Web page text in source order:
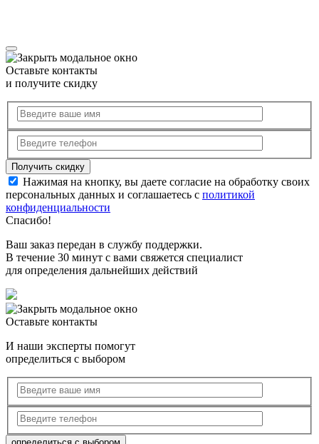
Оставьте контакты
и получите скидку
Нажимая на кнопку, вы даете согласие на обработку своих
персональных данных и соглашаетесь с политикой
конфиденциальности
Спасибо!
Ваш заказ передан в службу поддержки.
В течение 30 минут с вами свяжется специалист
для определения дальнейших действий
Оставьте контакты
И наши эксперты помогут
определиться с выбором